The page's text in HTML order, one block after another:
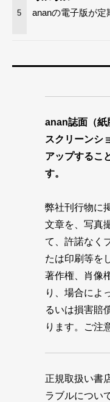
5 ananの電子版が定
anan誌面（紙
スクリーンシ
アップするこ
す。
弊社刊行物に
文章を、写真
て、許諾なく
たは印刷等を
著作権、肖像
り、場合によ
るいは損害賠
ります。ご注
正規取扱い書
ラブルについ